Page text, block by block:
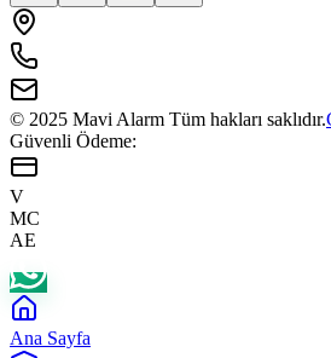
© 2025 Mavi Alarm Tüm hakları saklıdır.
Güvenli Ödeme:
V
MC
AE
Ana Sayfa